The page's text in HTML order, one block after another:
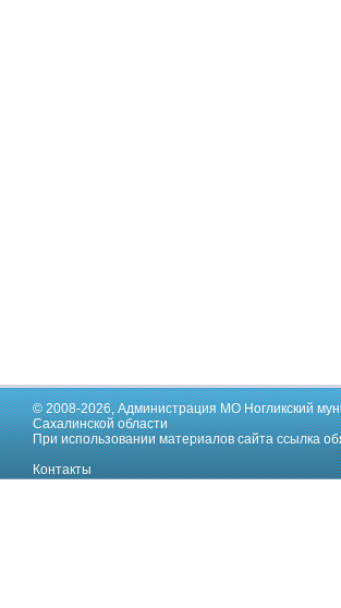
© 2008-2026,Администрация МО Ногликский
Сахалинской области
При использовании материалов сайта ссылка
Контакты